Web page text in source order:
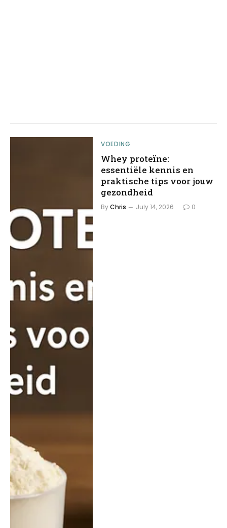
VOEDING
Whey proteïne:
essentiële kennis en
praktische tips voor jouw
gezondheid
ByChris July 14, 2026 0